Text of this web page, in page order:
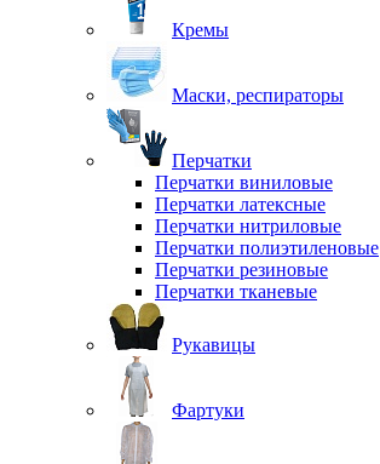
Кремы
Маски, респираторы
Перчатки
Перчатки виниловые
Перчатки латексные
Перчатки нитриловые
Перчатки полиэтиленовые
Перчатки резиновые
Перчатки тканевые
Рукавицы
Фартуки